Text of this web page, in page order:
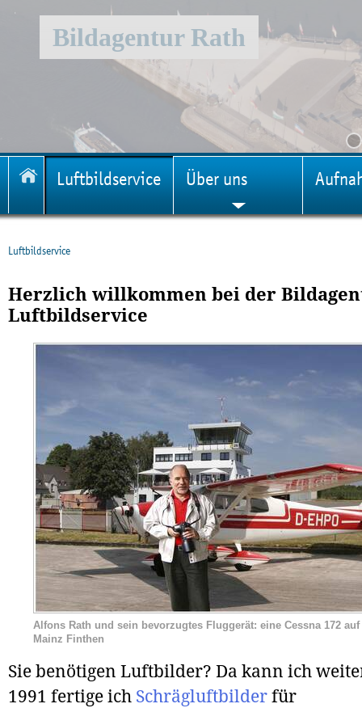
Bildagentur Rath
Luftbildservice Über uns
Luftbildservice
Herzlich willkommen bei der
Luftbildservice
Alfons Rath und sein bevorzugtes Fluggerät: eine Cessna 172
Mainz Finthen
Sie benötigen Luftbilder? Da kann ich
1991 fertige ich Schrägluftbilder für